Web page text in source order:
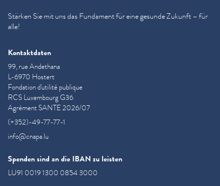
Stärken Sie mit uns das Fundament für eine gesunde Zukunft – für
alle!
Kontaktdaten
99, rue Andethana
L-6970 Hostert
Fondation d'utilité publique
RCS Luxembourg G36
Agrément SANTE 2026/07
(+352)-49-77-77-1
info@cnapa.lu
Spenden sind an die IBAN zu leisten
LU91 0019 1300 0854 3000